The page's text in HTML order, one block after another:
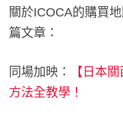
關於ICOCA的購買
篇文章：
同場加映：
【日本
方法全教學！